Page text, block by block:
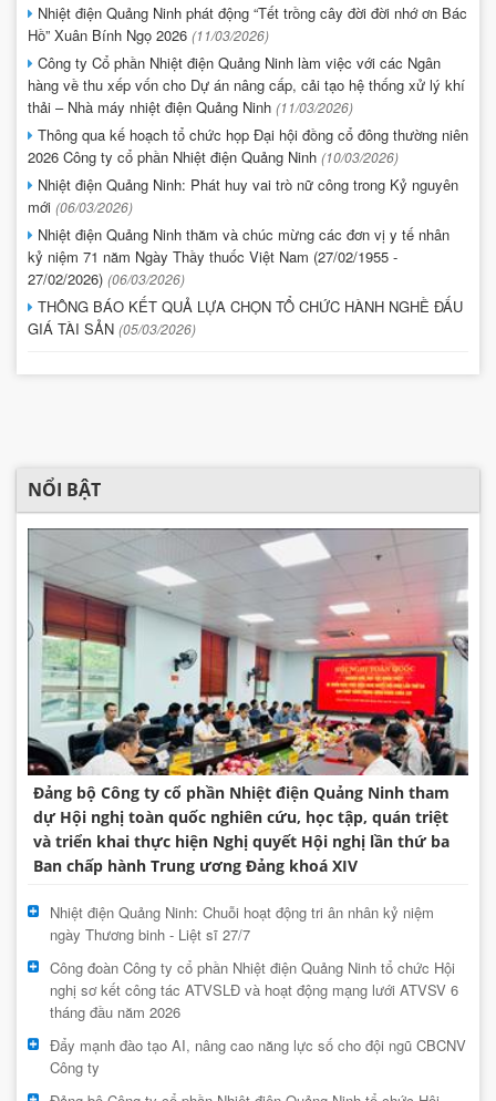
Nhiệt điện Quảng Ninh phát động “Tết trồng cây đời đời nhớ ơn Bác
Hồ” Xuân Bính Ngọ 2026 (11/03/2026)
Công ty Cổ phần Nhiệt điện Quảng Ninh làm việc với các Ngân
hàng về thu xếp vốn cho Dự án nâng cấp, cải tạo hệ thống xử lý khí
thải – Nhà máy nhiệt điện Quảng Ninh (11/03/2026)
Thông qua kế hoạch tổ chức họp Đại hội đồng cổ đông thường niên
2026 Công ty cổ phần Nhiệt điện Quảng Ninh (10/03/2026)
Nhiệt điện Quảng Ninh: Phát huy vai trò nữ công trong Kỷ nguyên
mới (06/03/2026)
Nhiệt điện Quảng Ninh thăm và chúc mừng các đơn vị y tế nhân
kỷ niệm 71 năm Ngày Thầy thuốc Việt Nam (27/02/1955 -
27/02/2026) (06/03/2026)
THÔNG BÁO KẾT QUẢ LỰA CHỌN TỔ CHỨC HÀNH NGHỀ ĐẤU
GIÁ TÀI SẢN (05/03/2026)
NỔI BẬT
Đảng bộ Công ty cổ phần Nhiệt điện Quảng Ninh tham
dự Hội nghị toàn quốc nghiên cứu, học tập, quán triệt
và triển khai thực hiện Nghị quyết Hội nghị lần thứ ba
Ban chấp hành Trung ương Đảng khoá XIV
Nhiệt điện Quảng Ninh: Chuỗi hoạt động tri ân nhân kỷ niệm
ngày Thương binh - Liệt sĩ 27/7
Công đoàn Công ty cổ phần Nhiệt điện Quảng Ninh tổ chức Hội
nghị sơ kết công tác ATVSLĐ và hoạt động mạng lưới ATVSV 6
tháng đầu năm 2026
Đẩy mạnh đào tạo AI, nâng cao năng lực số cho đội ngũ CBCNV
Công ty